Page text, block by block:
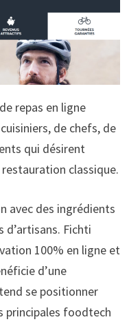
repas en ligne
de chefs, de
qui désirent
classique.
avec des ingrédients
d’artisans. Fichti
100% en ligne et
d’une
se positionner
principales foodtech